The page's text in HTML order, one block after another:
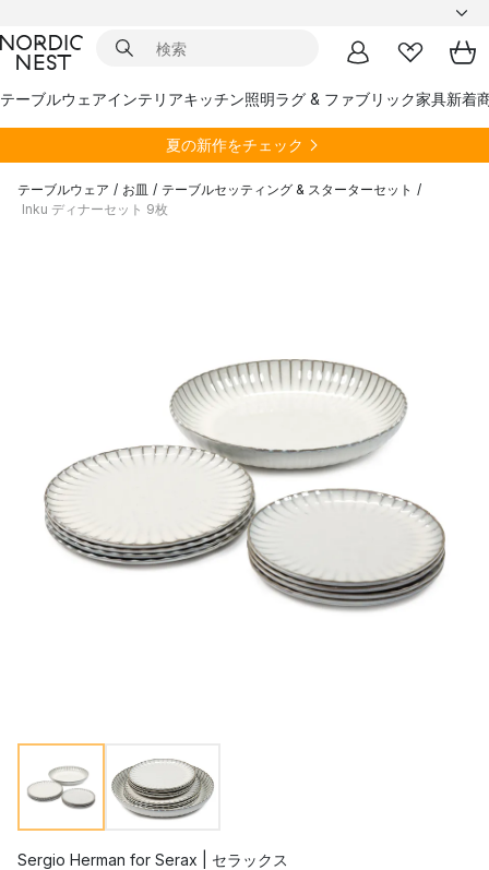
テーブルウェアインテリアキッチン照明ラグ & ファブリック家具新着
夏の新作をチェック
テーブルウェア / お皿 / テーブルセッティング & スターターセット /
Inku ディナーセット 9枚
Sergio Herman for Serax | セラックス